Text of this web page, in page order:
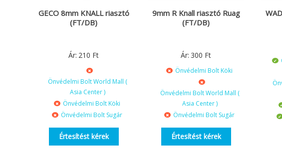
GECO 8mm KNALL riasztó
(FT/DB)
Ár: 210 Ft
Önvédelmi Bolt World Mall (
Asia Center )
Önvédelmi Bolt Köki
Önvédelmi Bolt Sugár
Értesítést kérek
9mm R Knall riasztó Ruag
(FT/DB)
Ár: 300 Ft
Önvédelmi Bolt Köki
Önvédelmi Bolt World Mall (
Asia Center )
Önvédelmi Bolt Sugár
Értesítést kérek